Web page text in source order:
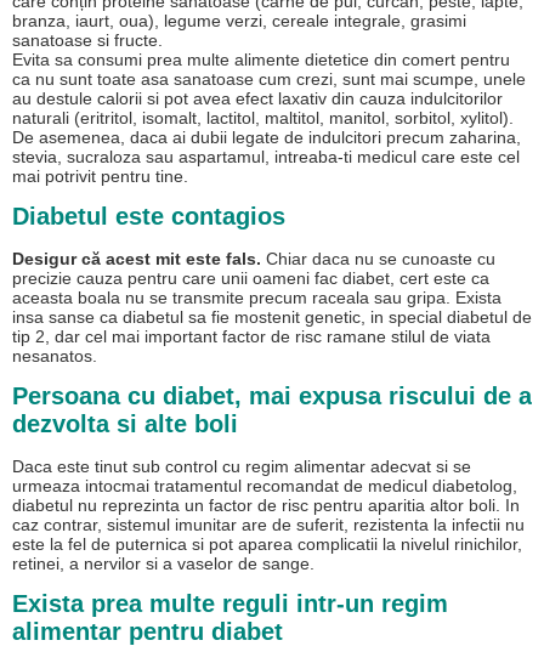
branza, iaurt, oua), legume verzi, cereale integrale, grasimi
sanatoase si fructe.
Evita sa consumi prea multe alimente dietetice din comert pentru
ca nu sunt toate asa sanatoase cum crezi, sunt mai scumpe, unele
au destule calorii si pot avea efect laxativ din cauza indulcitorilor
naturali (eritritol, isomalt, lactitol, maltitol, manitol, sorbitol, xylitol).
De asemenea, daca ai dubii legate de indulcitori precum zaharina,
stevia, sucraloza sau aspartamul, intreaba-ti medicul care este cel
mai potrivit pentru tine.
Diabetul este contagios
Desigur că acest mit este fals. Chiar daca nu se cunoaste cu
precizie cauza pentru care unii oameni fac diabet, cert este ca
aceasta boala nu se transmite precum raceala sau gripa. Exista
insa sanse ca diabetul sa fie mostenit genetic, in special diabetul de
tip 2, dar cel mai important factor de risc ramane stilul de viata
nesanatos.
Persoana cu diabet, mai expusa riscului de a
dezvolta si alte boli
Daca este tinut sub control cu regim alimentar adecvat si se
urmeaza intocmai tratamentul recomandat de medicul diabetolog,
diabetul nu reprezinta un factor de risc pentru aparitia altor boli. In
caz contrar, sistemul imunitar are de suferit, rezistenta la infectii nu
este la fel de puternica si pot aparea complicatii la nivelul rinichilor,
retinei, a nervilor si a vaselor de sange.
Exista prea multe reguli intr-un regim
alimentar pentru diabet